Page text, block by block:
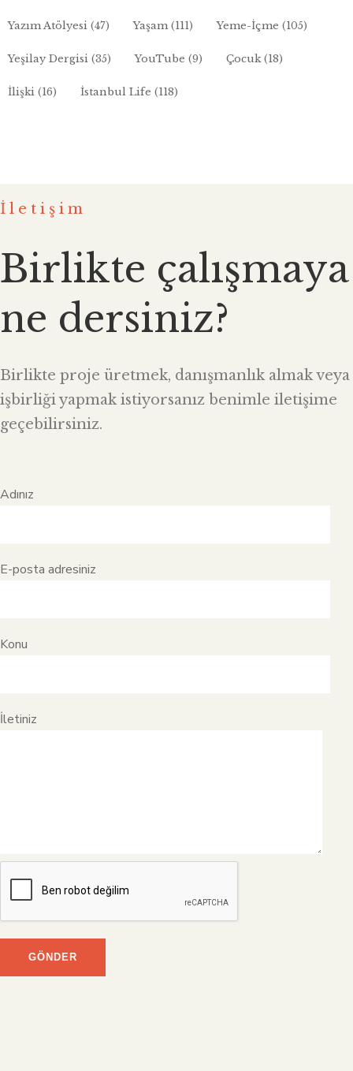
Yazım Atölyesi (47) Yaşam(111) Yeme-İçme (105)
Yeşilay Dergisi (35) YouTube (9) Çocuk(18)
İlişki (16) İstanbul Life (118)
İletişim
Birlikte çalışmaya
ne dersiniz?
Birlikte proje üretmek, danışmanlık almak veya
işbirliği yapmak istiyorsanız benimle iletişime
geçebilirsiniz.
Adınız
E-posta adresiniz
Konu
İletiniz